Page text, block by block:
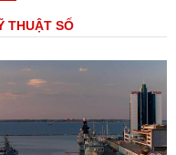
THUẬT SỐ